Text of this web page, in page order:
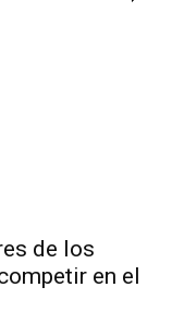
de los
en el